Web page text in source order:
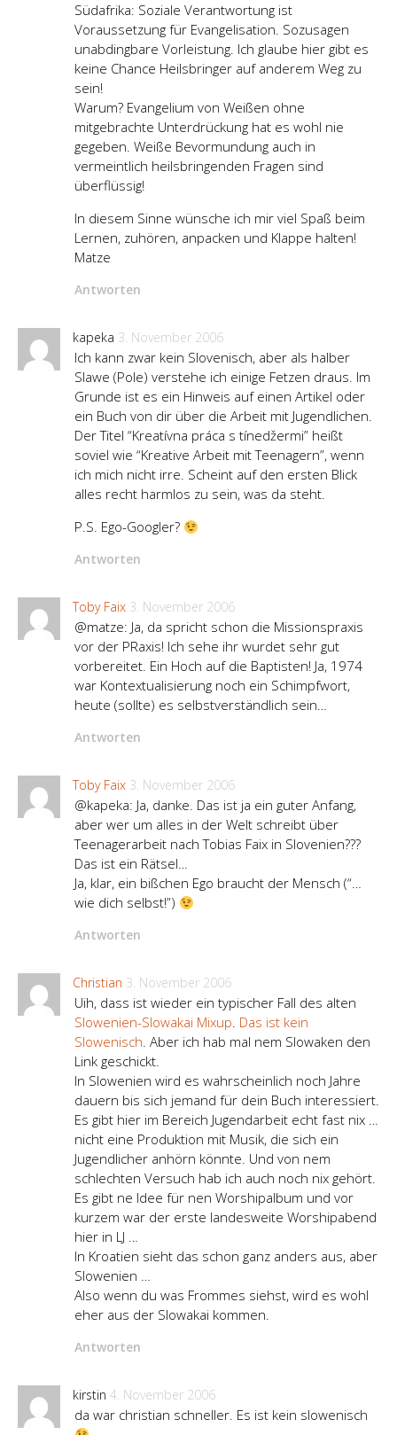
Südafrika: Soziale Verantwortung ist
Voraussetzung für Evangelisation. Sozusagen
unabdingbare Vorleistung. Ich glaube hier gibt es
keine Chance Heilsbringer auf anderem Weg zu
sein!
Warum? Evangelium von Weißen ohne
mitgebrachte Unterdrückung hat es wohl nie
gegeben. Weiße Bevormundung auch in
vermeintlich heilsbringenden Fragen sind
überflüssig!
In diesem Sinne wünsche ich mir viel Spaß beim
Lernen, zuhören, anpacken und Klappe halten!
Matze
Antworten
kapeka 3. November 2006
Ich kann zwar kein Slovenisch, aber als halber
Slawe (Pole) verstehe ich einige Fetzen draus. Im
Grunde ist es ein Hinweis auf einen Artikel oder
ein Buch von dir über die Arbeit mit Jugendlichen.
Der Titel “Kreatívna práca s tínedžermi” heißt
soviel wie “Kreative Arbeit mit Teenagern”, wenn
ich mich nicht irre. Scheint auf den ersten Blick
alles recht harmlos zu sein, was da steht.
P.S. Ego-Googler?
Antworten
Toby Faix 3. November 2006
@matze: Ja, da spricht schon die Missionspraxis
vor der PRaxis! Ich sehe ihr wurdet sehr gut
vorbereitet. Ein Hoch auf die Baptisten! Ja, 1974
war Kontextualisierung noch ein Schimpfwort,
heute (sollte) es selbstverständlich sein…
Antworten
Toby Faix 3. November 2006
@kapeka: Ja, danke. Das ist ja ein guter Anfang,
aber wer um alles in der Welt schreibt über
Teenagerarbeit nach Tobias Faix in Slovenien???
Das ist ein Rätsel…
Ja, klar, ein bißchen Ego braucht der Mensch (“…
wie dich selbst!”)
Antworten
Christian 3. November 2006
Uih, dass ist wieder ein typischer Fall des alten
Slowenien-Slowakai Mixup. Das ist kein
Slowenisch. Aber ich hab mal nem Slowaken den
Link geschickt.
In Slowenien wird es wahrscheinlich noch Jahre
dauern bis sich jemand für dein Buch interessiert.
Es gibt hier im Bereich Jugendarbeit echt fast nix …
nicht eine Produktion mit Musik, die sich ein
Jugendlicher anhörn könnte. Und von nem
schlechten Versuch hab ich auch noch nix gehört.
Es gibt ne Idee für nen Worshipalbum und vor
kurzem war der erste landesweite Worshipabend
hier in LJ …
In Kroatien sieht das schon ganz anders aus, aber
Slowenien …
Also wenn du was Frommes siehst, wird es wohl
eher aus der Slowakai kommen.
Antworten
kirstin 4. November 2006
da war christian schneller. Es ist kein slowenisch